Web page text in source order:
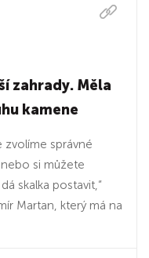
zahrady. Měla
kamene
zvolíme správné
si můžete
skalka postavit,“
Martan, který má na